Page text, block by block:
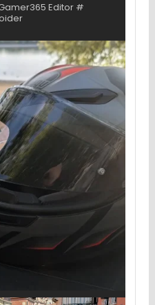
Editor #